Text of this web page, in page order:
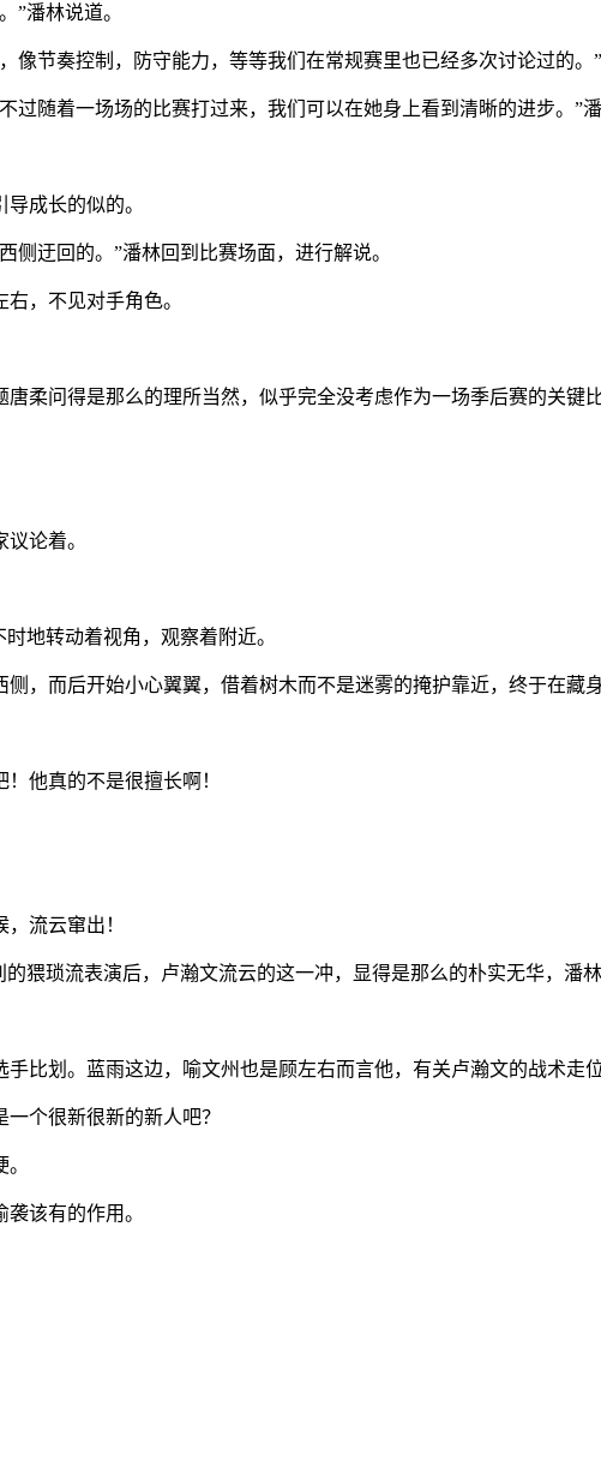
”潘林说道。
节奏控制，防守能力，等等我们在常规赛里也已经多次讨论过的。”
随着一场场的比赛打过来，我们可以在她身上看到清晰的进步。”潘
成长的似的。
迂回的。”潘林回到比赛场面，进行解说。
，不见对手角色。
柔问得是那么的理所当然，似乎完全没考虑作为一场季后赛的关键
论着。
地转动着视角，观察着附近。
，而后开始小心翼翼，借着树木而不是迷雾的掩护靠近，终于在藏
他真的不是很擅长啊！
流云窜出！
琐流表演后，卢瀚文流云的这一冲，显得是那么的朴实无华，潘
比划。蓝雨这边，喻文州也是顾左右而言他，有关卢瀚文的战术走
个很新很新的新人吧？
该有的作用。